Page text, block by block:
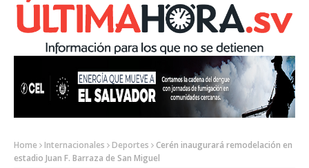
Home Internacionales Deportes
Cerén inaugurará remodelación en
estadio Juan F. Barraza de San Miguel